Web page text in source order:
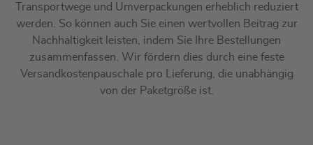
Transportwege und Umverpackungen erheblich reduziert
werden. So können auch Sie einen wertvollen Beitrag zur
Nachhaltigkeit leisten, indem Sie Ihre Bestellungen
zusammenfassen. Wir fördern dies durch eine feste
Versandkostenpauschale pro Lieferung, die unabhängig
von der Paketgröße ist.